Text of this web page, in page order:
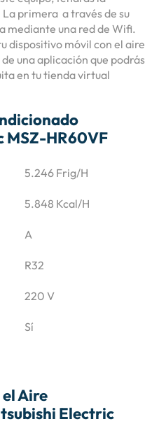
primera a través de su
mediante una red de Wifi.
dispositivo móvil con el aire
una aplicación que podrás
en tu tienda virtual
MSZ-HR60VF
5.246 Frig/H
5.848 Kcal/H
A
R32
220 V
Sí
Aire
Electric